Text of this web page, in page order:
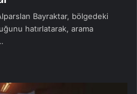
Bayraktar, bölgedeki
hatırlatarak, arama